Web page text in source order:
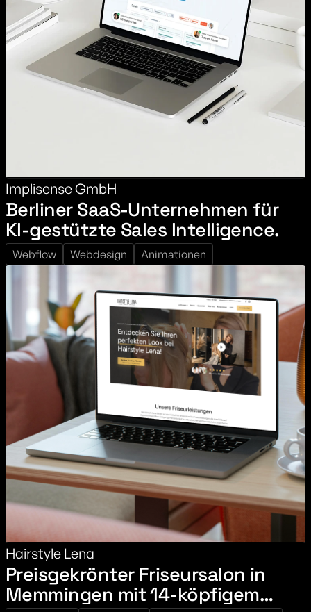
Implisense GmbH
Berliner SaaS-Unternehmen für
KI-gestützte Sales Intelligence.
Webflow Webdesign Animationen
Hairstyle Lena
Preisgekrönter Friseursalon in
Memmingen mit 14-köpfigem